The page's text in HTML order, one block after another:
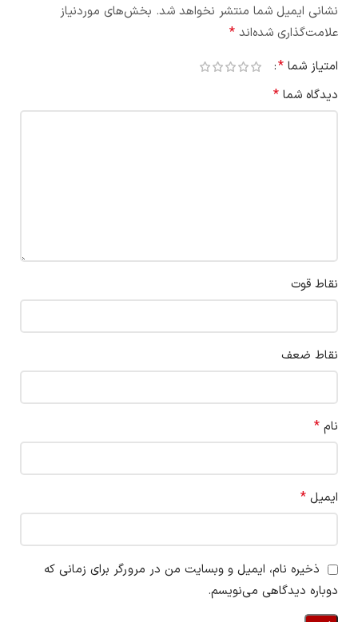
نشانی ایمیل شما منتشر نخواهد شد. بخش‌های موردنیاز
علامت‌گذاری شده‌اند *
امتیاز شما *
دیدگاه شما *
نقاط قوت
نقاط ضعف
نام *
ایمیل *
ذخیره نام، ایمیل و وبسایت من در مرورگر برای زمانی که
دوباره دیدگاهی می‌نویسم.